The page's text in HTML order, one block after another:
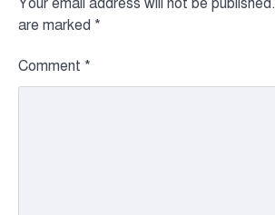
are marked *
Comment *